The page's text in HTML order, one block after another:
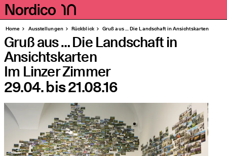
Homepage
Seiten
Home Aus­stel­lun­gen Rück­blick Gruß aus … Die Land­schaft in Ansichtskarten
Gruß aus … Die Landschaft in
Ansichtskarten
Im Linzer Zimmer
29.04.bis21.08.16